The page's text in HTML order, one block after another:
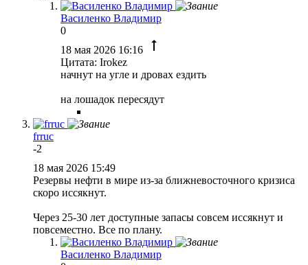
Василенко Владимир
0
18 мая 2026 16:16
Цитата: Irokez
начнут на угле и дровах ездить
на лошадок пересядут
frruc
-2
18 мая 2026 15:49
Резервы нефти в мире из-за ближневосточного кризиса
скоро иссякнут.
Через 25-30 лет доступные запасы совсем иссякнут и
повсеместно. Все по плану.
Василенко Владимир